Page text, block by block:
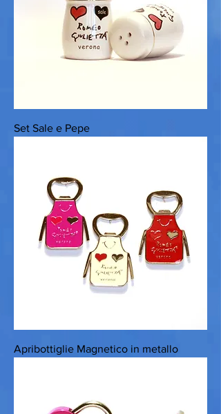
Set Sale e Pepe
Apribottiglie Magnetico in metallo